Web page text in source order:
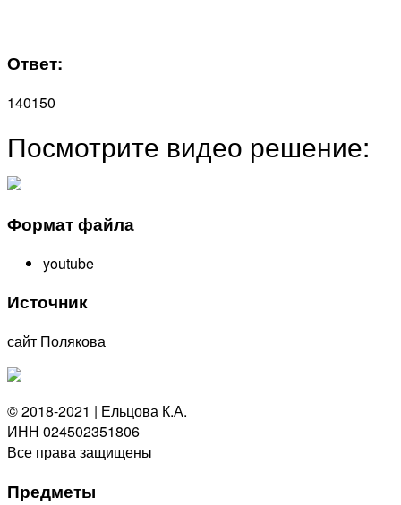
Ответ:
140150
Посмотрите видео решение:
Формат файла
youtube
Источник
сайт Полякова
© 2018-2021 | Ельцова К.А.
ИНН 024502351806
Все права защищены
Предметы